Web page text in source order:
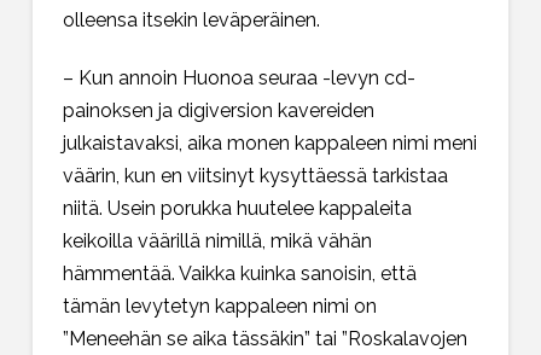
olleensa itsekin leväperäinen.
– Kun annoin Huonoa seuraa -levyn cd-
painoksen ja digiversion kavereiden
julkaistavaksi, aika monen kappaleen nimi meni
väärin, kun en viitsinyt kysyttäessä tarkistaa
niitä. Usein porukka huutelee kappaleita
keikoilla väärillä nimillä, mikä vähän
hämmentää. Vaikka kuinka sanoisin, että
tämän levytetyn kappaleen nimi on
”Meneehän se aika tässäkin” tai ”Roskalavojen